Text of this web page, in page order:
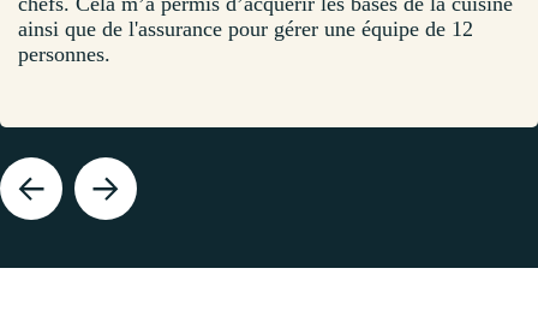
ainsi que de l'assurance pour gérer une équipe de 12
personnes.